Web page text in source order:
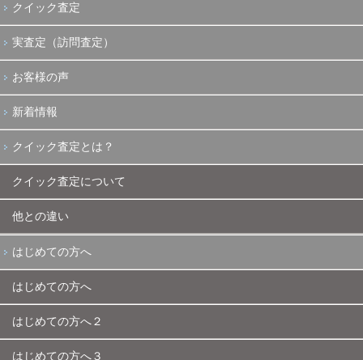
クイック査定
実査定（訪問査定）
お客様の声
新着情報
クイック査定とは？
クイック査定について
他との違い
はじめての方へ
はじめての方へ
はじめての方へ２
はじめての方へ３